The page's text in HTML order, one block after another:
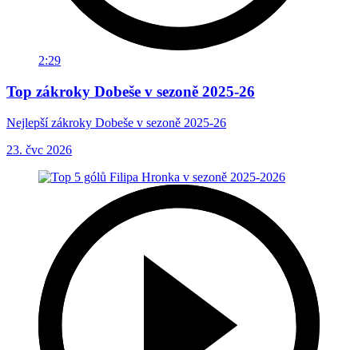
2:29
Top zákroky Dobeše v sezoně 2025-26
Nejlepší zákroky Dobeše v sezoně 2025-26
23. čvc 2026